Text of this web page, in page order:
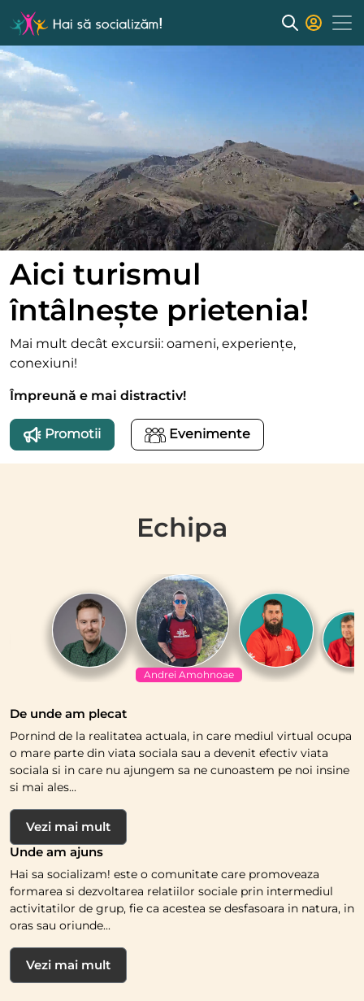
Aici turismul
întâlnește prietenia!
Mai mult decât excursii: oameni, experiențe,
conexiuni!
Împreună e mai distractiv!
Promotii Evenimente
Echipa
Andrei Amohnoae
De unde am plecat
Pornind de la realitatea actuala, in care mediul virtual ocupa
o mare parte din viata sociala sau a devenit efectiv viata
sociala si in care nu ajungem sa ne cunoastem pe noi insine
si mai ales...
Vezi mai mult
Unde am ajuns
Hai sa socializam! este o comunitate care promoveaza
formarea si dezvoltarea relatiilor sociale prin intermediul
activitatilor de grup, fie ca acestea se desfasoara in natura, in
oras sau oriunde...
Vezi mai mult